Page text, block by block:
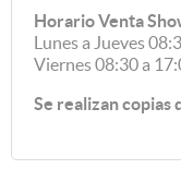
Horario Venta
Lunes a Jueves
Viernes 08:30 a
Se realizan copias